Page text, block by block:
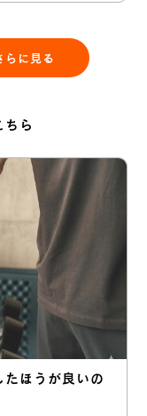
らに見る
ちら
たほうが良いの